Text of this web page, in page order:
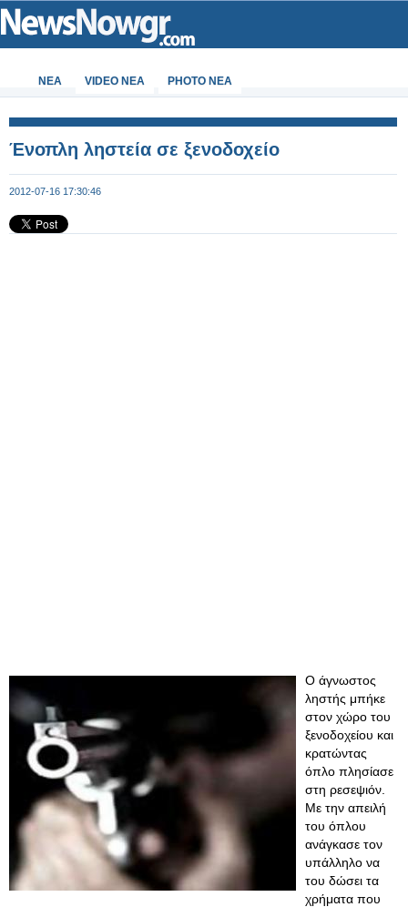
ΝΕΑ VIDEO NEA PHOTO NEA
Ένοπλη ληστεία σε ξενοδοχείο
2012-07-16 17:30:46
Ο άγνωστος
ληστής μπήκε
στον χώρο του
ξενοδοχείου και
κρατώντας
όπλο πλησίασε
στη ρεσεψιόν.
Με την απειλή
του όπλου
ανάγκασε τον
υπάλληλο να
του δώσει τα
χρήματα που